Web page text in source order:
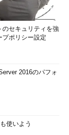
のセキュリティを強
プポリシー設定
2016のパフォ
使いよう